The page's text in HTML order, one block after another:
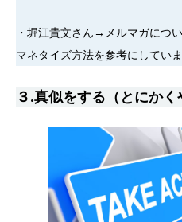
・堀江貴文さん→メルマガにつ
マネタイズ方法を参考にしていま
３.真似をする（とにかく